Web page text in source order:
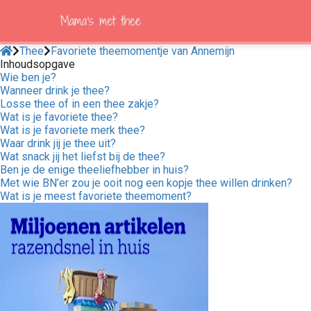
Thee
Favoriete theemomentje van Annemijn
Inhoudsopgave
Wie ben je?
Wanneer drink je thee?
Losse thee of in een thee zakje?
Wat is je favoriete thee?
Wat is je favoriete merk thee?
Waar drink jij je thee uit?
Wat snack jij het liefst bij de thee?
Ben je de enige theeliefhebber in huis?
Met wie BN’er zou je ooit nog een kopje thee willen drinken?
Wat is je meest favoriete theemoment?
policy
zijn
om
te
Ze